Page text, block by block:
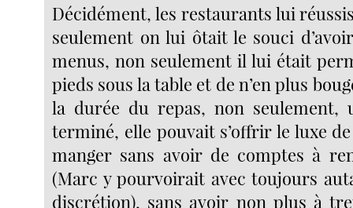
Décidément, les restaurants lui
seulement on lui ôtait le souci
menus, non seulement il lui était
pieds sous la table et de n’en plus
la durée du repas, non seulement,
terminé, elle pouvait s’offrir le luxe
manger sans avoir de comptes à
(Marc y pourvoirait avec toujours
discrétion), sans avoir non plus à